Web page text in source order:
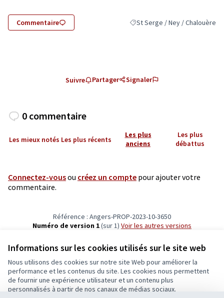
Informations sur les cookies utilisés sur le site web
Nous utilisons des cookies sur notre site Web pour améliorer la
performance et les contenus du site. Les cookies nous permettent
de fournir une expérience utilisateur et un contenu plus
personnalisés à partir de nos canaux de médias sociaux.
Commentaire Filtrer les résultats pour le
St Serge / Ney / Chalouère
Suivre Partager Signaler
0 commentaire
Les mieux notés Les plus récents
Les plus
anciens
Les plus
débattus
Connectez-vousou créez un compte pour ajouter votre
commentaire.
Référence : Angers-PROP-2023-10-3650
Numéro de version 1(sur 1)
voir les autres versions
Conditions d'utilisation
Paramètres des cookies
Ecrivons Angers sur X
Ecrivons Angers sur Facebook